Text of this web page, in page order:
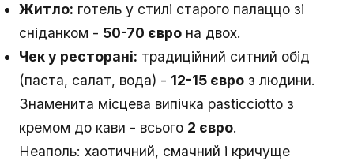
Житло: готель у стилі старого палаццо зі
сніданком - 50-70 євро на двох.
Чек у ресторані: традиційний ситний обід
(паста, салат, вода) - 12-15 євро з людини.
Знаменита місцева випічка pasticciotto з
кремом до кави - всього 2 євро.
Неаполь: хаотичний, смачний і кричуще